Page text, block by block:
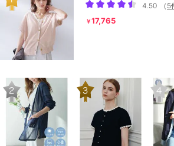
4.50
（ 5
￥17,765